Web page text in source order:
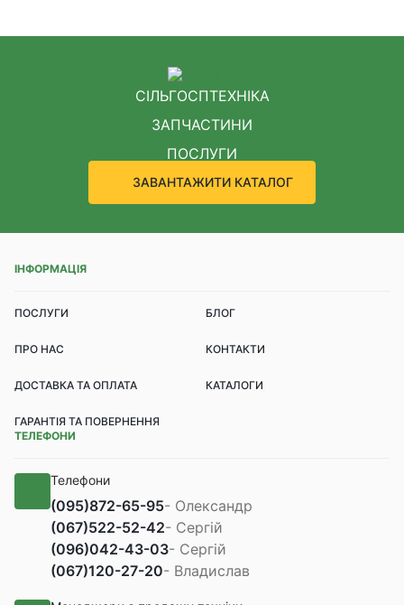
СІЛЬГОСПТЕХНІКА
ЗАПЧАСТИНИ
ПОСЛУГИ
ЗАВАНТАЖИТИ КАТАЛОГ
ІНФОРМАЦІЯ
ПОСЛУГИ БЛОГ
ПРО НАС КОНТАКТИ
ДОСТАВКА ТА ОПЛАТА КАТАЛОГИ
ГАРАНТІЯ ТА ПОВЕРНЕННЯ
ТЕЛЕФОНИ
Телефони
(095)872-65-95- Олександр
(067)522-52-42- Сергій
(096)042-43-03- Сергій
(067)120-27-20- Владислав